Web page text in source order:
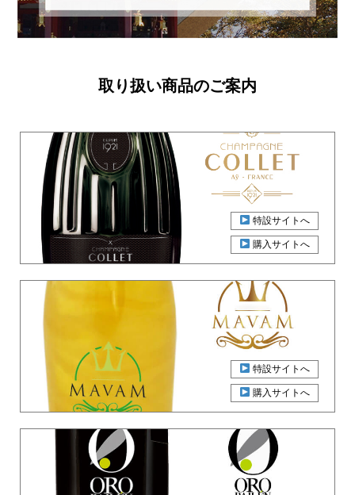
取り扱い商品のご案内
特設サイトへ
購入サイトへ
特設サイトへ
購入サイトへ